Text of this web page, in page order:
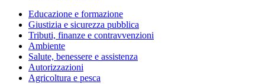
Educazione e formazione
Giustizia e sicurezza pubblica
Tributi, finanze e contravvenzioni
Ambiente
Salute, benessere e assistenza
Autorizzazioni
Agricoltura e pesca